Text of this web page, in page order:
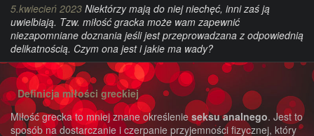
5.kwiecień 2023 Niektórzy mają do niej niechęć, inni zaś ją
uwielbiają. Tzw. miłość gracka może wam zapewnić
niezapomniane doznania jeśli jest przeprowadzana z odpowiednią
delikatnością. Czym ona jest i jakie ma wady?
Definicja miłości greckiej
Miłość greckato mniej znane określenie seksu analnego. Jest to
sposób na dostarczanie i czerpanie przyjemności fizycznej, który